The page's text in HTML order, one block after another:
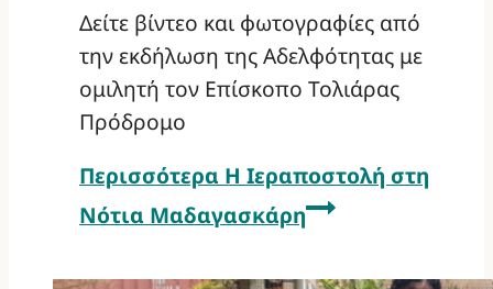
Δείτε βίντεο και φωτογραφίες από
την εκδήλωση της Αδελφότητας με
ομιλητή τον Επίσκοπο Τολιάρας
Πρόδρομο
Περισσότερα Η Ιεραποστολή στη
Νότια Μαδαγασκάρη